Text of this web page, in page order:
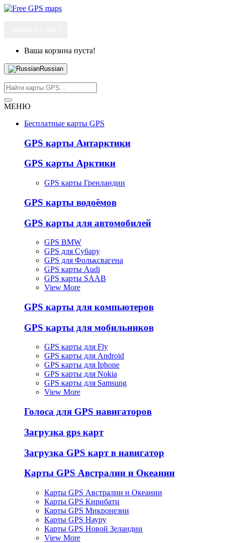
Ваша корзина пуста!
Russian
МЕНЮ
Бесплатные карты GPS
GPS карты Антарктики
GPS карты Арктики
GPS карты Гренландии
GPS карты водоёмов
GPS карты для автомобилей
GPS BMW
GPS для Субару
GPS для Фольксвагена
GPS карты Audi
GPS карты SAAB
View More
GPS карты для компьютеров
GPS карты для мобильников
GPS карты для Fly
GPS карты для Android
GPS карты для Iphone
GPS карты для Nokia
GPS карты для Samsung
View More
Голоса для GPS навигаторов
Загрузка gps карт
Загрузка GPS карт в навигатор
Карты GPS Австралии и Океании
Карты GPS Австралии и Океании
Карты GPS Кирибати
Карты GPS Микронезии
Карты GPS Науру
Карты GPS Новой Зеландии
View More